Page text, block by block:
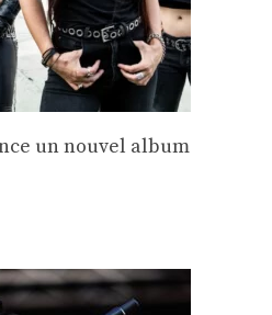
un nouvel album